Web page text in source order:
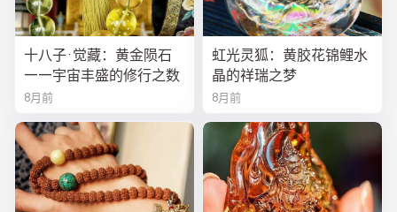
十八子·觉藏：黄金陨石
——宇宙丰盛的修行之数
8月前
虹光灵狐：黄胶花锦鲤水
晶的祥瑞之梦
8月前